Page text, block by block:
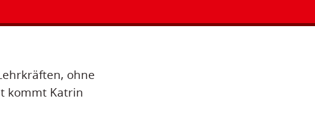
ohne
kommt Katrin